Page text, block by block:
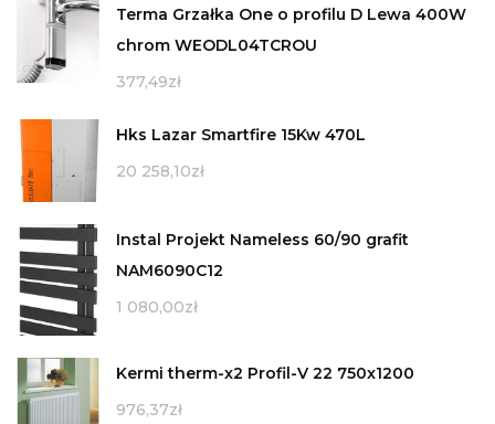
Terma Grzałka One o profilu D Lewa 400W
chrom WEODL04TCROU
377,49zł
Hks Lazar Smartfire 15Kw 470L
20 258,10zł
Instal Projekt Nameless 60/90 grafit
NAM6090C12
1 080,00zł
Kermi therm-x2 Profil-V 22 750x1200
976,37zł